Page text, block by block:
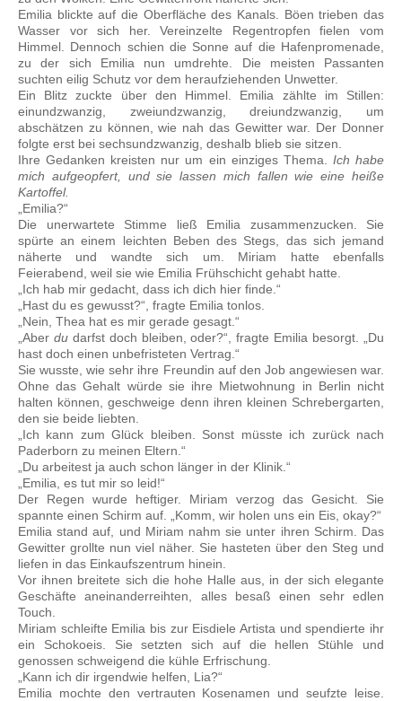
Emilia blickte auf die Oberfläche des Kanals. Böen trieben das
Wasser vor sich her. Vereinzelte Regentropfen fielen vom
Himmel. Dennoch schien die Sonne auf die Hafenpromenade,
zu der sich Emilia nun umdrehte. Die meisten Passanten
suchten eilig Schutz vor dem heraufziehenden Unwetter.
Ein Blitz zuckte über den Himmel. Emilia zählte im Stillen:
einundzwanzig, zweiundzwanzig, dreiundzwanzig, um
abschätzen zu können, wie nah das Gewitter war. Der Donner
folgte erst bei sechsundzwanzig, deshalb blieb sie sitzen.
Ihre Gedanken kreisten nur um ein einziges Thema. Ich habe
mich aufgeopfert, und sie lassen mich fallen wie eine heiße
Kartoffel.
„Emilia?“
Die unerwartete Stimme ließ Emilia zusammenzucken. Sie
spürte an einem leichten Beben des Stegs, das sich jemand
näherte und wandte sich um. Miriam hatte ebenfalls
Feierabend, weil sie wie Emilia Frühschicht gehabt hatte.
„Ich hab mir gedacht, dass ich dich hier finde.“
„Hast du es gewusst?“, fragte Emilia tonlos.
„Nein, Thea hat es mir gerade gesagt.“
„Aber dudarfst doch bleiben, oder?“, fragte Emilia besorgt. „Du
hast doch einen unbefristeten Vertrag.“
Sie wusste, wie sehr ihre Freundin auf den Job angewiesen war.
Ohne das Gehalt würde sie ihre Mietwohnung in Berlin nicht
halten können, geschweige denn ihren kleinen Schrebergarten,
den sie beide liebten.
„Ich kann zum Glück bleiben. Sonst müsste ich zurück nach
Paderborn zu meinen Eltern.“
„Du arbeitest ja auch schon länger in der Klinik.“
„Emilia, es tut mir so leid!“
Der Regen wurde heftiger. Miriam verzog das Gesicht. Sie
spannte einen Schirm auf. „Komm, wir holen uns ein Eis, okay?“
Emilia stand auf, und Miriam nahm sie unter ihren Schirm. Das
Gewitter grollte nun viel näher. Sie hasteten über den Steg und
liefen in das Einkaufszentrum hinein.
Vor ihnen breitete sich die hohe Halle aus, in der sich elegante
Geschäfte aneinanderreihten, alles besaß einen sehr edlen
Touch.
Miriam schleifte Emilia bis zur Eisdiele Artista und spendierte ihr
ein Schokoeis. Sie setzten sich auf die hellen Stühle und
genossen schweigend die kühle Erfrischung.
„Kann ich dir irgendwie helfen, Lia?“
Emilia mochte den vertrauten Kosenamen und seufzte leise.